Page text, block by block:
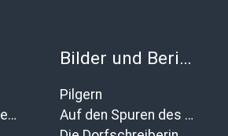
Geschichte von Tempelberg
Bilder und Berichte
Pilgern
Auf den Spuren des Wulffenschen Geschlechts